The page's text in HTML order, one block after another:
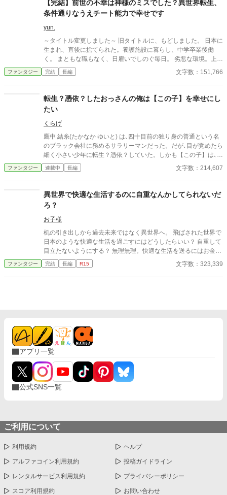
い、物語は動き始める。 調合師としての立場を知り、それを利用
しようとする者に悩まされながらも生きていく。 そんな与一のの
んびりしたくてものんびりできない異世界生活が今、始まる。 ※
2話から登場人物の描写に入りますので、のんびりと読んでいた
だけたらなと思います。 ※サブタイトル追加しました。
【完結】前世の不幸は神様のミスでした？異世界転生、
条件通りなうえチート能力で幸せです
yun.
～タイトル変更しました～ 旧タイトルに、もどしました。 日本に
生まれ、直後に捨てられた。養護施設に暮らし、中学卒業後働
く。 まともな職もなく、日雇いでしのぐ毎日。 劣悪な環境。上司
にののしられ、仲のいい友人はいない。 日々の衣食住にも困る。
幸せ？生まれてこのかた一度もない。 ついに、死んだ。現場で鉄
神々しい人。 地球の神がサボった？だから幸せが１度もなかった
と・・・ 短編→長編に変更しました。 R4.6.20 完結しました。
長らくお読みいただき、ありがとうございました。
ファンタジー 完結 長編 文字数：151,766
転生？憑依？したおっさんの俺は【この子】を幸せにし
たい
くらげ
鷹中 結糸(たかなか ゆいと) は､四十目前の独り身の普通という名
のブラック会社に務めるサラリーマンだった。だが､目が覚めたら
細く小さい少年に転生？憑依？していた。しかも【この子】は､ど
うやら家族からも､国からも､嫌われているようで……！？ 「誰も
【この子】を幸せにしないなら俺が幸せにしてもいいよな？」
ファンタジー 連載中 長編 文字数：214,607
異世界で快適な生活するのに自重なんかしてられないだ
ろ？
お子様
机の引き出しから過去未来ではなく異世界へ。 飛ばされた世界で
日本のような快適な生活を過ごすにはどうしたらいい？ 自重して
目立たないようにする？ 無理無理。快適な生活を送るにはお金が
必要なんだよ！ お金を稼ぎ目立っても、問題無く暮らす方法は？
主人公の考えた手段は、ドン引きされるような内容だった。 （実
ファンタジー 完結 長編 R15 文字数：323,339
アプリ一覧
公式SNS一覧
ご利用について
利用規約 ヘルプ
アルファコイン利用規約 投稿ガイドライン
レンタルサービス利用規約 プライバシーポリシー
スコア利用規約 お問い合わせ